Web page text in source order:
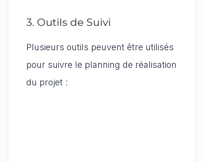
3. Outils de Suivi
Plusieurs outils peuvent être utilisés
pour suivre le planning de réalisation
du projet :